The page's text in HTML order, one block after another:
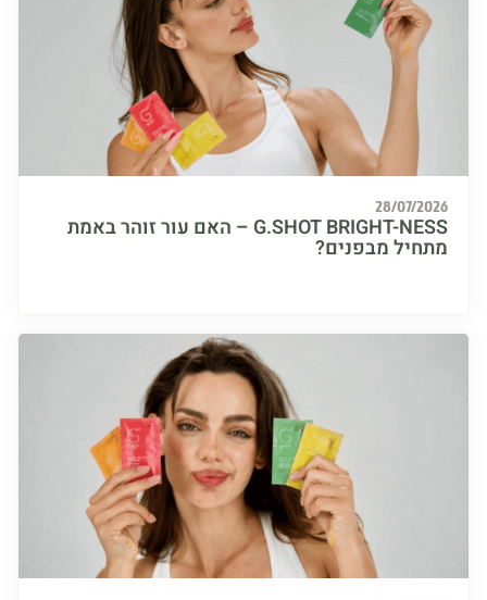
28/07/
G.SHOT BRIGHT-NESS – האם עור זוהר באמת
מבפנים?